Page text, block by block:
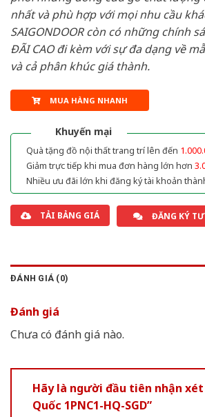
nhất và phù hợp với mọi nhu cầu
SAIGONDOOR còn có những chính
ĐÃI CAO đi kèm với sự đa dạng về
và cả phân khúc giá thành.
MUA HÀNG NHANH
Khuyến mại
Quà tặng đồ nội thất trang trí lên đến
Giảm trực tiếp khi mua đơn hàng lớn hơn
Nhiều ưu đãi lớn khi đăng ký tài khoản
TẢI BẢNG GIÁ ĐĂNG KÝ
ĐÁNH GIÁ (0)
Đánh giá
Chưa có đánh giá nào.
Hãy là người đầu tiên nhận xét
Quốc 1PNC1-HQ-SGD”